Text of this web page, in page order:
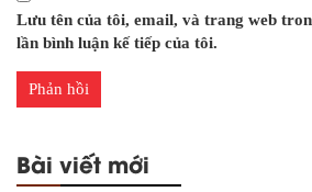
Lưu tên của tôi, email, và trang web
lần bình luận kế tiếp của tôi.
Bài viết mới